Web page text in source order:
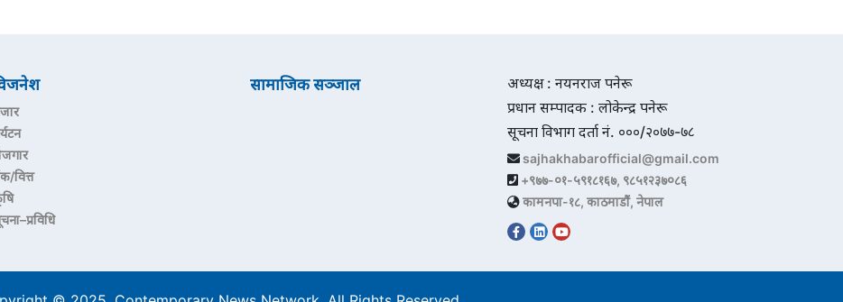
वित्त
सामाजिक सञ्जाल
अध्यक्ष : नयनराज पनेरू
प्रधान सम्पादक : लोकेन्द्र पनेरू
सूचना विभाग दर्ता नं. ०००/२०७७-७८
sajhakhabarofficial@gmail.com
+९७७-०१-५९१८१६७, ९८५१२३७०८६
कामनपा-१८, काठमाडौं, नेपाल